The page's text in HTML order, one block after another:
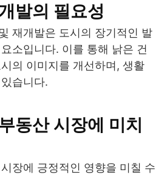
발의 필요성
재개발은 도시의 장기적인 발
소입니다. 이를 통해 낡은 건
의 이미지를 개선하며, 생활
습니다.
동산 시장에 미치
장에 긍정적인 영향을 미칠 수